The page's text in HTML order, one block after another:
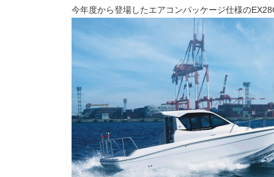
今年度から登場したエアコンパッケージ仕様の